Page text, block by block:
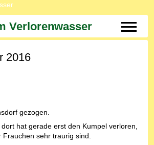
Verlorenwasser Off-
2016
gezogen.
hat gerade erst den Kumpel verloren,
sehr traurig sind.